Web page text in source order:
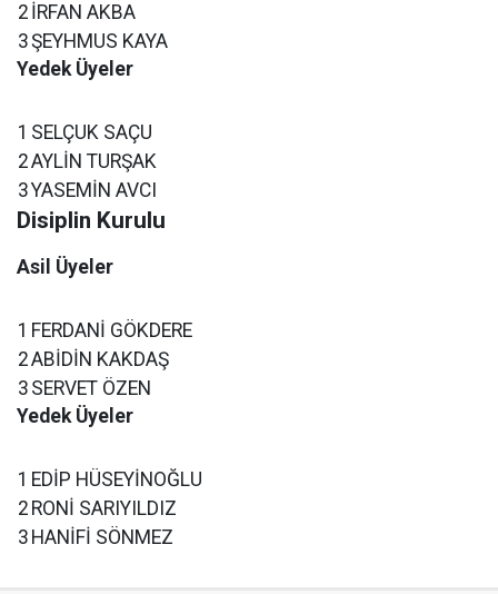
2 İRFAN AKBA
3ŞEYHMUS KAYA
Yedek Üyeler
1 SELÇUK SAÇU
2AYLİN TURŞAK
3YASEMİN AVCI
Disiplin Kurulu
Asil Üyeler
1 FERDANİ GÖKDERE
2ABİDİN KAKDAŞ
3 SERVET ÖZEN
Yedek Üyeler
1 EDİP HÜSEYİNOĞLU
2 RONİ SARIYILDIZ
3 HANİFİ SÖNMEZ